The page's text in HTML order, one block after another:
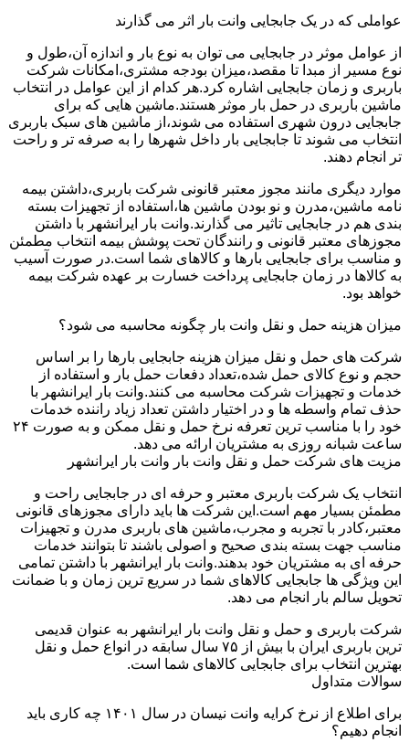
عواملی که در یک جابجایی وانت بار اثر می گذارند
از عوامل موثر در جابجایی می توان به نوع بار و اندازه آن،طول و
نوع مسیر از مبدا تا مقصد،میزان بودجه مشتری،امکانات شرکت
باربری و زمان جابجایی اشاره کرد.هر کدام از این عوامل در انتخاب
ماشین باربری در حمل بار موثر هستند.ماشین هایی که برای
جابجایی درون شهری استفاده می شوند،از ماشین های سبک باربری
انتخاب می شوند تا جابجایی بار داخل شهرها را به صرفه تر و راحت
تر انجام دهند.
موارد دیگری مانند مجوز معتبر قانونی شرکت باربری،داشتن بیمه
نامه ماشین،مدرن و نو بودن ماشین ها،استفاده از تجهیزات بسته
بندی هم در جابجایی تاثیر می گذارند.وانت بار ایرانشهر با داشتن
مجوزهای معتبر قانونی و رانندگان تحت پوشش بیمه انتخاب مطمئن
و مناسب برای جابجایی بارها و کالاهای شما است.در صورت آسیب
به کالاها در زمان جابجایی پرداخت خسارت بر عهده شرکت بیمه
خواهد بود.
میزان هزینه حمل و نقل وانت بار چگونه محاسبه می شود؟
شرکت های حمل و نقل میزان هزینه جابجایی بارها را بر اساس
حجم و نوع کالای حمل شده،تعداد دفعات حمل بار و استفاده از
خدمات و تجهیزات شرکت محاسبه می کنند.وانت بار ایرانشهر با
حذف تمام واسطه ها و در اختیار داشتن تعداد زیاد راننده خدمات
خود را با مناسب ترین تعرفه نرخ حمل و نقل ممکن و به صورت ۲۴
ساعت شبانه روزی به مشتریان ارائه می دهد.
مزیت های شرکت حمل و نقل وانت بار وانت بار ایرانشهر
انتخاب یک شرکت باربری معتبر و حرفه ای در جابجایی راحت و
مطمئن بسیار مهم است.این شرکت ها باید دارای مجوزهای قانونی
معتبر،کادر با تجربه و مجرب،ماشین های باربری مدرن و تجهیزات
مناسب جهت بسته بندی صحیح و اصولی باشند تا بتوانند خدمات
حرفه ای به مشتریان خود بدهند.وانت بار ایرانشهر با داشتن تمامی
این ویژگی ها جابجایی کالاهای شما در سریع ترین زمان و با ضمانت
تحویل سالم بار انجام می دهد.
شرکت باربری و حمل و نقل وانت بار ایرانشهر به عنوان قدیمی
ترین باربری ایران با بیش از ۷۵ سال سابقه در انواع حمل و نقل
بهترین انتخاب برای جابجایی کالاهای شما است.
سوالات متداول
برای اطلاع از نرخ کرایه وانت نیسان در سال ۱۴۰۱ چه کاری باید
انجام دهیم؟